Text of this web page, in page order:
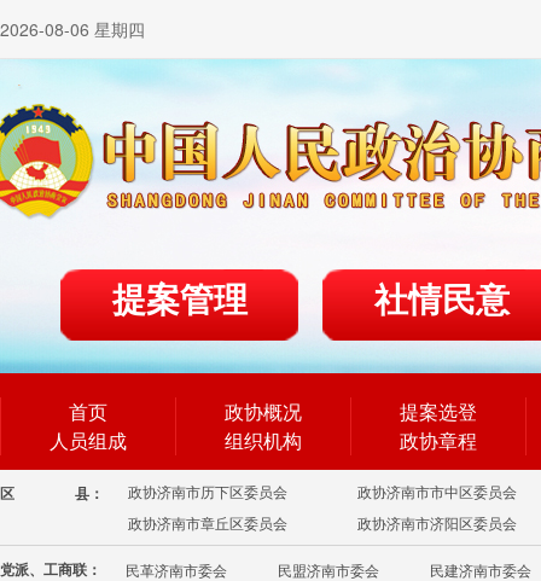
2026-08-06 星期四
提案管理 社情民意
首页
人员组成
政协概况
组织机构
提案选登
政协章程
区 县： 政协济南市历下区委员会
政协济南市市中区委员会
政协济南市章丘区委员会
政协济南市济阳区委员会
党派、工商联： 民革济南市委会 民盟济南市委会 民建济南市委会